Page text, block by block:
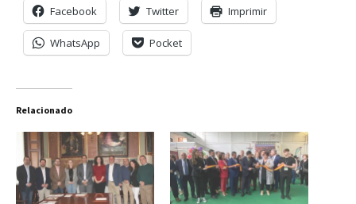
Facebook Twitter Imprimir
WhatsApp Pocket
Relacionado